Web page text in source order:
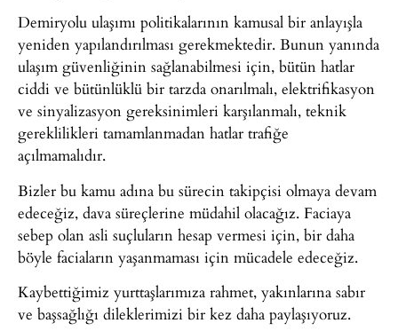
Demiryolu ulaşımı politikalarının kamusal bir anlayışla
yeniden yapılandırılması gerekmektedir. Bunun yanında
ulaşım güvenliğinin sağlanabilmesi için, bütün hatlar
ciddi ve bütünlüklü bir tarzda onarılmalı, elektrifikasyon
ve sinyalizasyon gereksinimleri karşılanmalı, teknik
gereklilikleri tamamlanmadan hatlar trafiğe
açılmamalıdır.
Bizler bu kamu adına bu sürecin takipçisi olmaya devam
edeceğiz, dava süreçlerine müdahil olacağız. Faciaya
sebep olan asli suçluların hesap vermesi için, bir daha
böyle faciaların yaşanmaması için mücadele edeceğiz.
Kaybettiğimiz yurttaşlarımıza rahmet, yakınlarına sabır
ve başsağlığı dileklerimizi bir kez daha paylaşıyoruz.